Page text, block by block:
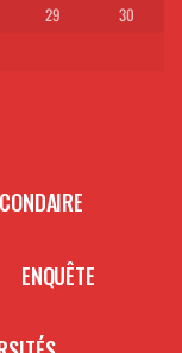
29
30
ENQUÊTE